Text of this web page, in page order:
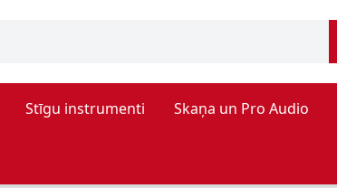
Stīgu instrumenti Skaņa un Pro Audio